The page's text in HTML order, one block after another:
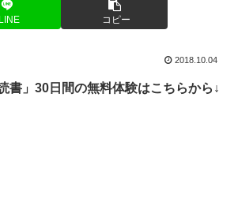
LINE コピー
2018.10.04
書」30日間の無料体験はこちらから↓